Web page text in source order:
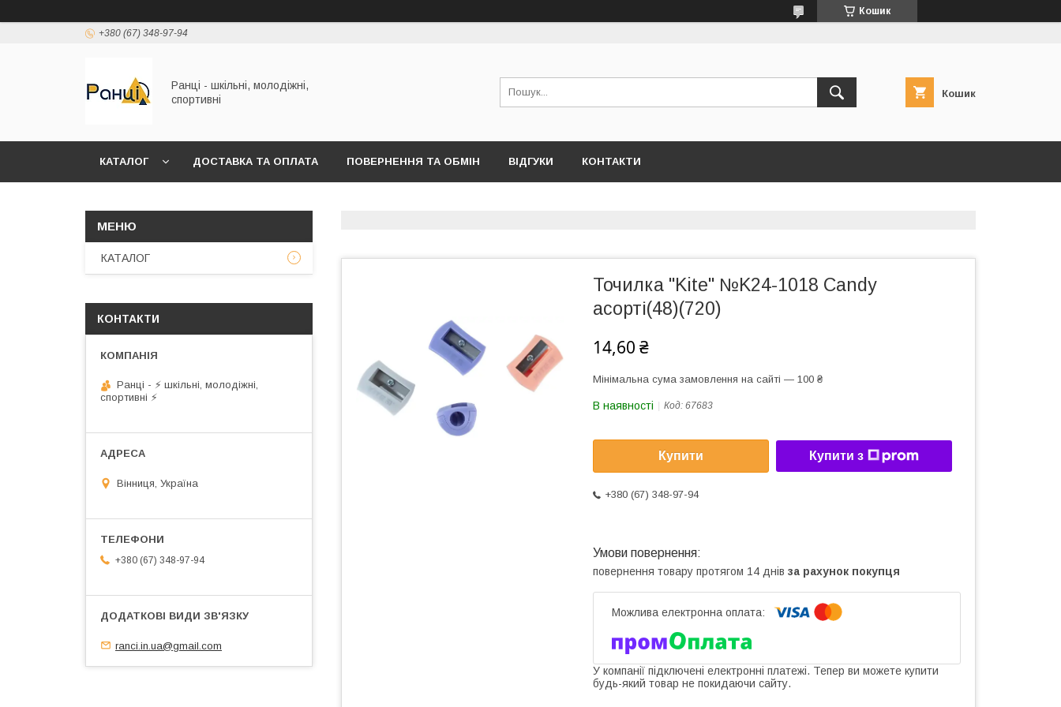
Кошик
+380 (67) 348-97-94
Ранці - шкільні, молодіжні,
спортивні
Кошик
КАТАЛОГ ДОСТАВКА ТА ОПЛАТА ПОВЕРНЕННЯ ТА ОБМІН ВІДГУКИ КОНТАКТИ
Точилка "Kite" №K24-1018 Candy
асорті(48)(720)
14,60 ₴
Мінімальна сума замовлення на сайті — 100 ₴
В наявності Код: 67683
Купити Купити з
+380 (67) 348-97-94
повернення товару протягом 14 днів за рахунок покупця
У компанії підключені електронні платежі. Тепер ви можете купити
будь-який товар не покидаючи сайту.
КАТАЛОГ
КОНТАКТИ
Ранці - ⚡ шкільні, молодіжні,
спортивні ⚡
Вінниця, Україна
+380 (67) 348-97-94
ranci.in.ua@gmail.com